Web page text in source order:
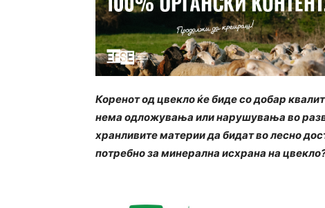
Коренот од цвекло ќе биде со добар
нема одложувања или нарушувања во
хранливите материи да бидат во лесно
потребно за минерална исхрана на